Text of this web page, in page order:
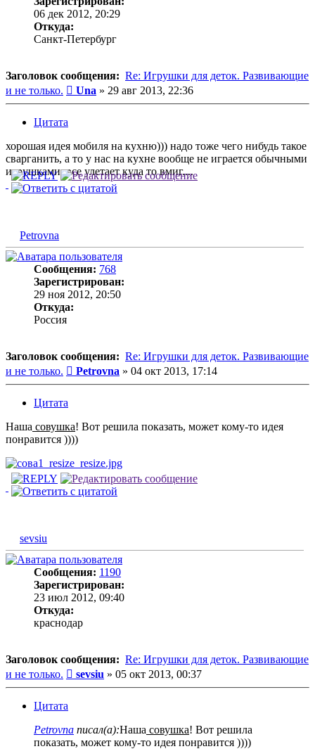
06 дек 2012, 20:29
Откуда:
Санкт-Петербург
Заголовок сообщения: Re: Игрушки для деток. Развивающие
и не только.
Сообщение
Una » 29 авг 2013, 22:36
Цитата
хорошая идея мобиля на кухню))) надо тоже чего нибудь такое
сварганить, а то у нас на кухне вообще не играется обычными
игрушками, все улетает куда то вмиг....
Petrovna
Сообщения: 768
Зарегистрирован:
29 ноя 2012, 20:50
Откуда:
Россия
Заголовок сообщения: Re: Игрушки для деток. Развивающие
и не только.
Сообщение
Petrovna » 04 окт 2013, 17:14
Цитата
Наша совушка! Вот решила показать, может кому-то идея
понравится ))))
sevsiu
Сообщения: 1190
Зарегистрирован:
23 июл 2012, 09:40
Откуда:
краснодар
Заголовок сообщения: Re: Игрушки для деток. Развивающие
и не только.
Сообщение
sevsiu » 05 окт 2013, 00:37
Цитата
Petrovna писал(а):Наша совушка! Вот решила
показать, может кому-то идея понравится ))))